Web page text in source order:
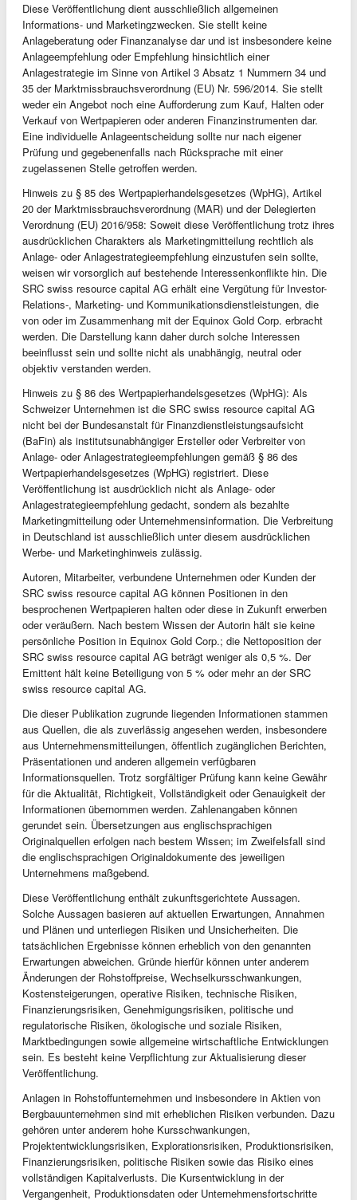
Diese Veröffentlichung dient ausschließlich allgemeinen
Informations- und Marketingzwecken. Sie stellt keine
Anlageberatung oder Finanzanalyse dar und ist insbesondere keine
Anlageempfehlung oder Empfehlung hinsichtlich einer
Anlagestrategie im Sinne von Artikel 3 Absatz 1 Nummern 34 und
35 der Marktmissbrauchsverordnung (EU) Nr. 596/2014. Sie stellt
weder ein Angebot noch eine Aufforderung zum Kauf, Halten oder
Verkauf von Wertpapieren oder anderen Finanzinstrumenten dar.
Eine individuelle Anlageentscheidung sollte nur nach eigener
Prüfung und gegebenenfalls nach Rücksprache mit einer
zugelassenen Stelle getroffen werden.
Hinweis zu § 85 des Wertpapierhandelsgesetzes (WpHG), Artikel
20 der Marktmissbrauchsverordnung (MAR) und der Delegierten
Verordnung (EU) 2016/958: Soweit diese Veröffentlichung trotz ihres
ausdrücklichen Charakters als Marketingmitteilung rechtlich als
Anlage- oder Anlagestrategieempfehlung einzustufen sein sollte,
weisen wir vorsorglich auf bestehende Interessenkonflikte hin. Die
SRC swiss resource capital AG erhält eine Vergütung für Investor-
Relations-, Marketing- und Kommunikationsdienstleistungen, die
von oder im Zusammenhang mit der Equinox Gold Corp. erbracht
werden. Die Darstellung kann daher durch solche Interessen
beeinflusst sein und sollte nicht als unabhängig, neutral oder
objektiv verstanden werden.
Hinweis zu § 86 des Wertpapierhandelsgesetzes (WpHG): Als
Schweizer Unternehmen ist die SRC swiss resource capital AG
nicht bei der Bundesanstalt für Finanzdienstleistungsaufsicht
(BaFin) als institutsunabhängiger Ersteller oder Verbreiter von
Anlage- oder Anlagestrategieempfehlungen gemäß § 86 des
Wertpapierhandelsgesetzes (WpHG) registriert. Diese
Veröffentlichung ist ausdrücklich nicht als Anlage- oder
Anlagestrategieempfehlung gedacht, sondern als bezahlte
Marketingmitteilung oder Unternehmensinformation. Die Verbreitung
in Deutschland ist ausschließlich unter diesem ausdrücklichen
Werbe- und Marketinghinweis zulässig.
Autoren, Mitarbeiter, verbundene Unternehmen oder Kunden der
SRC swiss resource capital AG können Positionen in den
besprochenen Wertpapieren halten oder diese in Zukunft erwerben
oder veräußern. Nach bestem Wissen der Autorin hält sie keine
persönliche Position in Equinox Gold Corp.; die Nettoposition der
SRC swiss resource capital AG beträgt weniger als 0,5 %. Der
Emittent hält keine Beteiligung von 5 % oder mehr an der SRC
swiss resource capital AG.
Die dieser Publikation zugrunde liegenden Informationen stammen
aus Quellen, die als zuverlässig angesehen werden, insbesondere
aus Unternehmensmitteilungen, öffentlich zugänglichen Berichten,
Präsentationen und anderen allgemein verfügbaren
Informationsquellen. Trotz sorgfältiger Prüfung kann keine Gewähr
für die Aktualität, Richtigkeit, Vollständigkeit oder Genauigkeit der
Informationen übernommen werden. Zahlenangaben können
gerundet sein. Übersetzungen aus englischsprachigen
Originalquellen erfolgen nach bestem Wissen; im Zweifelsfall sind
die englischsprachigen Originaldokumente des jeweiligen
Unternehmens maßgebend.
Diese Veröffentlichung enthält zukunftsgerichtete Aussagen.
Solche Aussagen basieren auf aktuellen Erwartungen, Annahmen
und Plänen und unterliegen Risiken und Unsicherheiten. Die
tatsächlichen Ergebnisse können erheblich von den genannten
Erwartungen abweichen. Gründe hierfür können unter anderem
Änderungen der Rohstoffpreise, Wechselkursschwankungen,
Kostensteigerungen, operative Risiken, technische Risiken,
Finanzierungsrisiken, Genehmigungsrisiken, politische und
regulatorische Risiken, ökologische und soziale Risiken,
Marktbedingungen sowie allgemeine wirtschaftliche Entwicklungen
sein. Es besteht keine Verpflichtung zur Aktualisierung dieser
Veröffentlichung.
Anlagen in Rohstoffunternehmen und insbesondere in Aktien von
Bergbauunternehmen sind mit erheblichen Risiken verbunden. Dazu
gehören unter anderem hohe Kursschwankungen,
Projektentwicklungsrisiken, Explorationsrisiken, Produktionsrisiken,
Finanzierungsrisiken, politische Risiken sowie das Risiko eines
vollständigen Kapitalverlusts. Die Kursentwicklung in der
Vergangenheit, Produktionsdaten oder Unternehmensfortschritte